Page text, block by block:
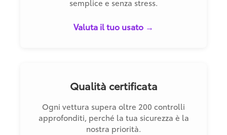
semplice e senza stress.
Valuta il tuo usato →
Qualità certificata
Ogni vettura supera oltre 200 controlli
approfonditi, perché la tua sicurezza è la
nostra priorità.